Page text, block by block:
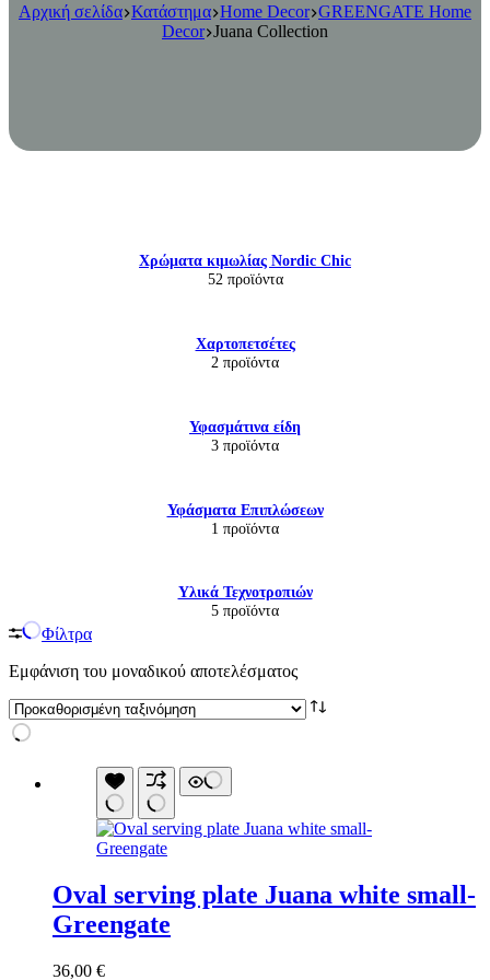
Αρχική σελίδα Κατάστημα Home Decor GREENGATE Home
Decor Juana Collection
Χρώματα κιμωλίας Nordic Chic
52 προϊόντα
Χαρτοπετσέτες
2 προϊόντα
Υφασμάτινα είδη
3 προϊόντα
Υφάσματα Επιπλώσεων
1 προϊόντα
Υλικά Τεχνοτροπιών
5 προϊόντα
Φίλτρα
Εμφάνιση του μοναδικού αποτελέσματος
Oval serving plate Juana white small-
Greengate
36,00 €